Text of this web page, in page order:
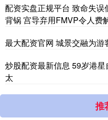
配资实盘正规平台 致命失
背锅 宫导弃用FMVP令人费
最大配资官网 城景交融为游
炒股配资最新信息 59岁港
太
推